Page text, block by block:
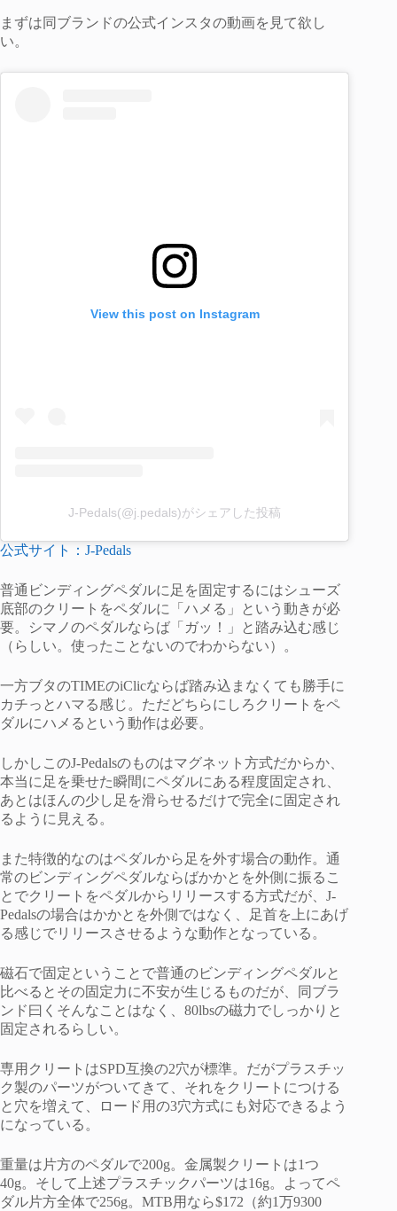
まずは同ブランドの公式インスタの動画を見て欲し
い。
View this post on Instagram
J-Pedals(@j.pedals)がシェアした投稿
公式サイト：J-Pedals
普通ビンディングペダルに足を固定するにはシューズ
底部のクリートをペダルに「ハメる」という動きが必
要。シマノのペダルならば「ガッ！」と踏み込む感じ
（らしい。使ったことないのでわからない）。
一方ブタのTIMEのiClicならば踏み込まなくても勝手に
カチっとハマる感じ。ただどちらにしろクリートをペ
ダルにハメるという動作は必要。
しかしこのJ-Pedalsのものはマグネット方式だからか、
本当に足を乗せた瞬間にペダルにある程度固定され、
あとはほんの少し足を滑らせるだけで完全に固定され
るように見える。
また特徴的なのはペダルから足を外す場合の動作。通
常のビンディングペダルならばかかとを外側に振るこ
とでクリートをペダルからリリースする方式だが、J-
Pedalsの場合はかかとを外側ではなく、足首を上にあげ
る感じでリリースさせるような動作となっている。
磁石で固定ということで普通のビンディングペダルと
比べるとその固定力に不安が生じるものだが、同ブラ
ンド曰くそんなことはなく、80lbsの磁力でしっかりと
固定されるらしい。
専用クリートはSPD互換の2穴が標準。だがプラスチッ
ク製のパーツがついてきて、それをクリートにつける
と穴を増えて、ロード用の3穴方式にも対応できるよう
になっている。
重量は片方のペダルで200g。金属製クリートは1つ
40g。そして上述プラスチックパーツは16g。よってペ
ダル片方全体で256g。MTB用なら$172（約1万9300